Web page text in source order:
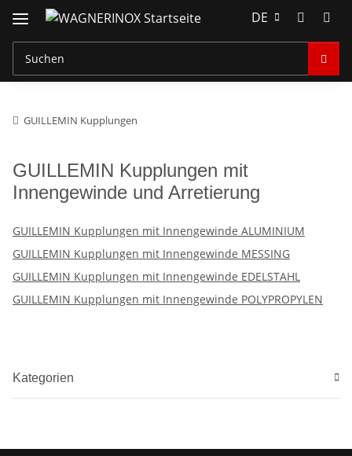
DE
GUILLEMIN Kupplungen
GUILLEMIN Kupplungen mit
Innengewinde und Arretierung
GUILLEMIN Kupplungen mit Innengewinde ALUMINIUM
GUILLEMIN Kupplungen mit Innengewinde MESSING
GUILLEMIN Kupplungen mit Innengewinde EDELSTAHL
GUILLEMIN Kupplungen mit Innengewinde POLYPROPYLEN
Kategorien